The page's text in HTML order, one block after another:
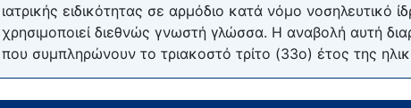
ιατρικής ειδικότητας σε αρμόδιο κατά νόμο νοσηλευτικό
χρησιμοποιεί διεθνώς γνωστή γλώσσα. Η αναβολή αυτή
που συμπληρώνουν το τριακοστό τρίτο (33ο) έτος της